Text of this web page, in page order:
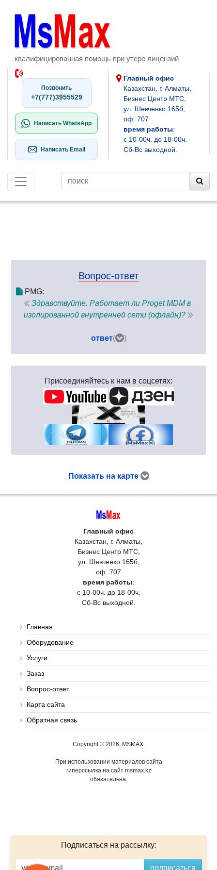
квалифицированная помощь при утере лицензий
Позвонить
+7(777)3955529
Написать WhatsApp
Написать Email
Главный офис
Казахстан, г. Алматы,
Бизнес Центр МТС,
ул. Шевченко 165б,
оф. 707
время работы:
с 10-00ч. до 18-00ч.
Сб-Вс выходной.
Вопрос-ответ
PMG:
Здравствуйте. Работает ли Proget MDM в
изолированной внутренней сети (офлайн)?
ответ( )
Присоединяйтесь к нам в соцсетях:
Показать на карте
Главный офис
Казахстан, г. Алматы,
Бизнес Центр МТС,
ул. Шевченко 165б,
оф. 707
время работы:
с 10-00ч. до 18-00ч.
Сб-Вс выходной.
Главная
Оборудование
Услуги
Заказ
Вопрос-ответ
Карта сайта
Обратная связь
Copyright © 2026, MSMAX.
При использовании материалов сайта
гиперссылка на сайт msmax.kz
обязательна.
Подписаться на рассылку: